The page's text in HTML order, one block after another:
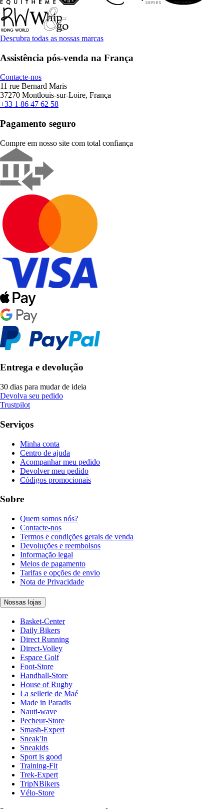
Descubra todas as nossas marcas
Assistência pós-venda na França
Contacte-nos
11 rue Bernard Maris
37270 Montlouis-sur-Loire, França
+33 1 86 47 62 58
Pagamento seguro
Compre em nosso site com total confiança
Entrega e devolução
30 dias para mudar de ideia
Devolva seu pedido
Trustpilot
Serviços
Minha conta
Centro de ajuda
Acompanhar meu pedido
Devolver meu pedido
Códigos promocionais
Sobre
Quem somos nós?
Contacte-nos
Termos e condições gerais de venda
Devoluções e reembolsos
Informação legal
Meios de pagamento
Tarifas e opções de envio
Nota de Privacidade
Nossas lojas
Basket-Center
Daily Bikers
Direct Running
Direct-Volley
Espace Golf
Foot-Store
Handball-Store
House of Rugby
La sellerie de Maé
Made in Paradis
Nauti-wave
Pecheur-Store
Smash-Expert
Sneak'In
Sneakids
Sport is good
Training-Fit
Trek-Expert
TripNBikers
Vélo-Store